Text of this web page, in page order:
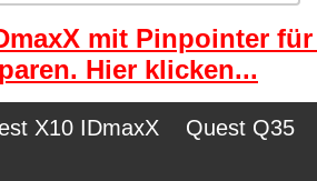
mit Pinpointer
Hier klicken...
X10 IDmaxX Quest Q35